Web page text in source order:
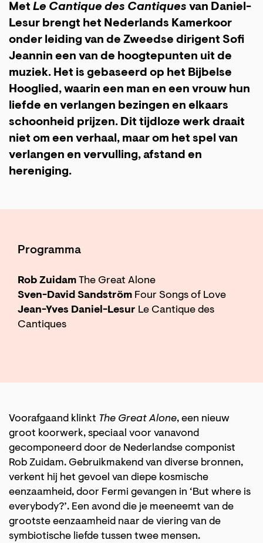
Met Le Cantique des Cantiques van Daniel-
Lesur brengt het Nederlands Kamerkoor
onder leiding van de Zweedse dirigent Sofi
Jeannin een van de hoogtepunten uit de
muziek. Het is gebaseerd op het Bijbelse
Hooglied, waarin een man en een vrouw hun
liefde en verlangen bezingen en elkaars
schoonheid prijzen. Dit tijdloze werk draait
niet om een verhaal, maar om het spel van
verlangen en vervulling, afstand en
hereniging.
Programma
Rob Zuidam The Great Alone
Sven-David Sandström Four Songs of Love
Jean-Yves Daniel-Lesur Le Cantique des
Cantiques
Voorafgaand klinkt The Great Alone, een nieuw
groot koorwerk, speciaal voor vanavond
gecomponeerd door de Nederlandse componist
Rob Zuidam. Gebruikmakend van diverse bronnen,
verkent hij het gevoel van diepe kosmische
eenzaamheid, door Fermi gevangen in ‘But where is
everybody?’. Een avond die je meeneemt van de
grootste eenzaamheid naar de viering van de
symbiotische liefde tussen twee mensen.
Inzoomen